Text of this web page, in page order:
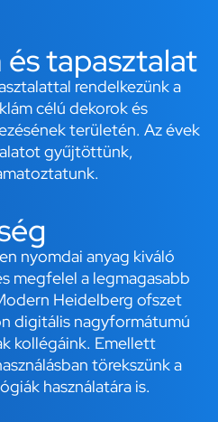
tapasztalat
rendelkezünk a
célú dekorok és
területén. Az évek
gyűjtöttünk,
nyomdai anyag kiváló
megfelel a legmagasabb
Heidelberg ofszet
digitális nagyformátumú
kollégáink. Emellett
törekszünk a
használatára is.